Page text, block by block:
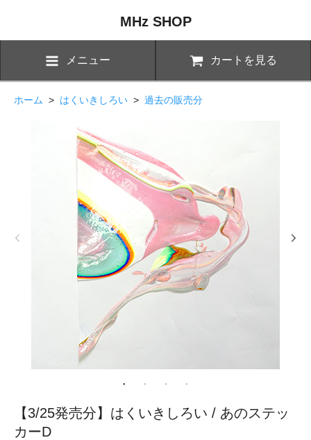
MHz SHOP
メニュー カートを見る
ホーム > はくいきしろい > 過去の販売分
【3/25発売分】はくいきしろい / あのステッ
カーD